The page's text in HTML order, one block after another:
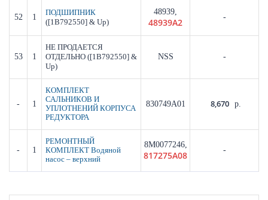
52 1 ПОДШИПНИК
([1B792550] & Up)
48939,
48939A2 -
53 1
НЕ ПРОДАЕТСЯ
ОТДЕЛЬНО ([1B792550] &
Up)
NSS -
- 1
КОМПЛЕКТ
САЛЬНИКОВ И
УПЛОТНЕНИЙ КОРПУСА
РЕДУКТОРА
830749A01 8,670 р.
- 1
РЕМОНТНЫЙ
КОМПЛЕКТ Водяной
насос – верхний
8M0077246,
817275A08 -